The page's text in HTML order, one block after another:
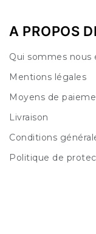
A PROPOS
Qui sommes
Mentions légales
Moyens de
Livraison
Conditions
Politique de